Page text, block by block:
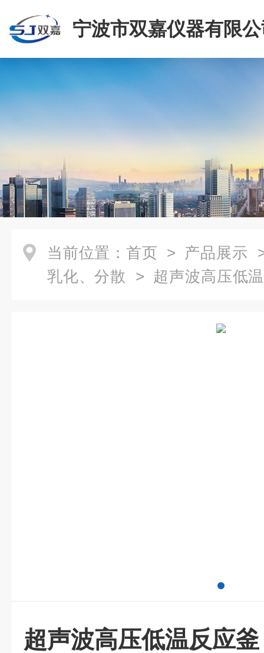
宁波市双嘉仪器有限
当前位置： 首页 > 产品展示
乳化、分散 > 超声波高压低
超声波高压低温反应釜